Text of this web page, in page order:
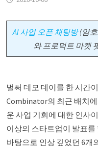
AI 사업 오픈 채팅방(암호
와 프로덕트 마켓
벌써 데모 데이를 한 시간
Combinator의 최근 배치
운 사업 기회에 대한 인사
이상의 스타트업이 발표
바탕으로 인상 깊었던 6개